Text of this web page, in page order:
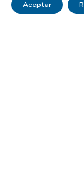
Aceptar